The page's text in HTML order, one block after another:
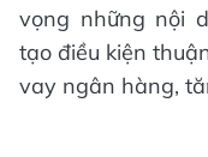
vọng những nội
tạo điều kiện
vay ngân hàng,